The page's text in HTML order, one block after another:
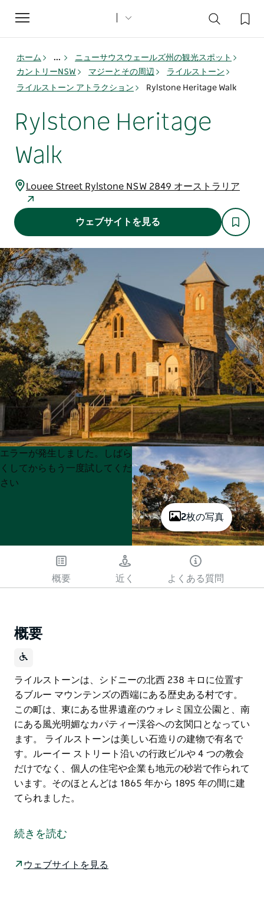
Toggle
navigation
ホーム ...
ニューサウスウェールズ州の観光スポット
カントリーNSW
マジーとその周辺
ライルストーン
ライルストーン アトラクション
Rylstone Heritage Walk
Rylstone Heritage
Walk
Louee Street Rylstone NSW 2849 オーストラリア
ウェブサイトを見る
2枚の写真
Product
List
Product
List
エラーが発生しました。しばら
くしてからもう一度試してくだ
さい
概要 近く よくある質問
概要
ライルストーンは、シドニーの北西 238 キロに位置す
るブルー マウンテンズの西端にある歴史ある村です。
この町は、東にある世界遺産のウォレミ国立公園と、南
にある風光明媚なカパティー渓谷への玄関口となってい
ます。 ライルストーンは美しい石造りの建物で有名で
す。ルーイー ストリート沿いの行政ビルや 4 つの教会
だけでなく、個人の住宅や企業も地元の砂岩で作られて
います。そのほとんどは 1865 年から 1895 年の間に建
てられました。
るブルー マウンテンズの西端にある歴史ある村です。
この町は、東にある世界遺産のウォレミ国立公園と、南
ます。
続きを読む
ウェブサイトを見る